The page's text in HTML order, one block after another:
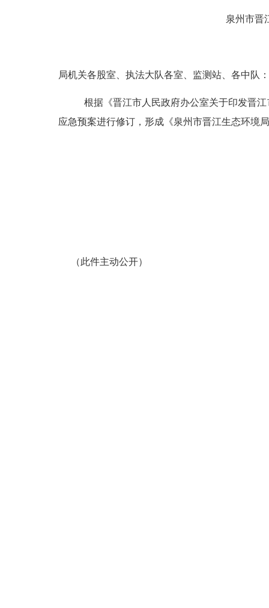
泉州市晋
局机关各股室、执法大队各室、监测站、各中队：
根据《晋江市人民政府办公室关于印发晋
应急预案进行修订，形成《泉州市晋江生态环境
（此件主动公开）